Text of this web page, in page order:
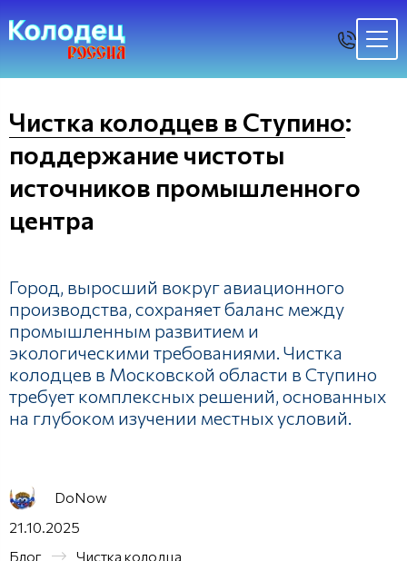
Чистка колодцев в Ступино:
поддержание чистоты
источников промышленного
центра
Город, выросший вокруг авиационного
производства, сохраняет баланс между
промышленным развитием и
экологическими требованиями. Чистка
колодцев в Московской области в Ступино
требует комплексных решений, основанных
на глубоком изучении местных условий.
DoNow
21.10.2025
Блог
Чистка колодца